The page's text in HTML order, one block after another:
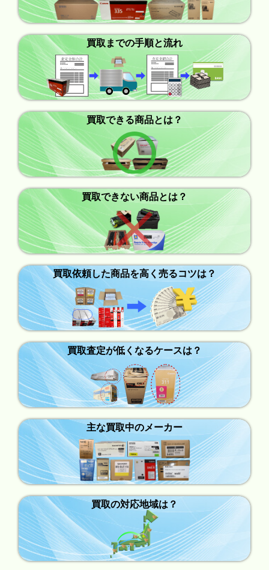
買取までの手順と流れ
買取できる商品とは？
買取できない商品とは？
買取依頼した商品を高く売るコツは？
買取査定が低くなるケースは？
主な買取中のメーカー
買取の対応地域は？